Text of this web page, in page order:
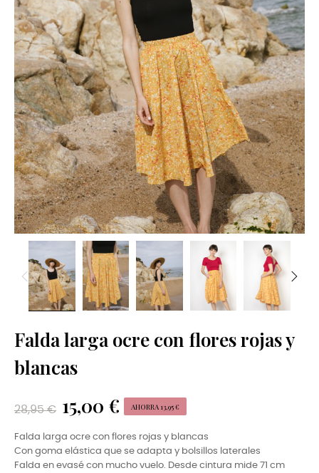
Falda larga ocre con flores rojas y
blancas
28,95 € 15,00 € AHORRA 13,95 €
Falda larga ocre con flores rojas y blancas
Con goma elástica que se adapta y bolsillos laterales
Falda en evasé con mucho vuelo. Desde cintura mide 71 cm